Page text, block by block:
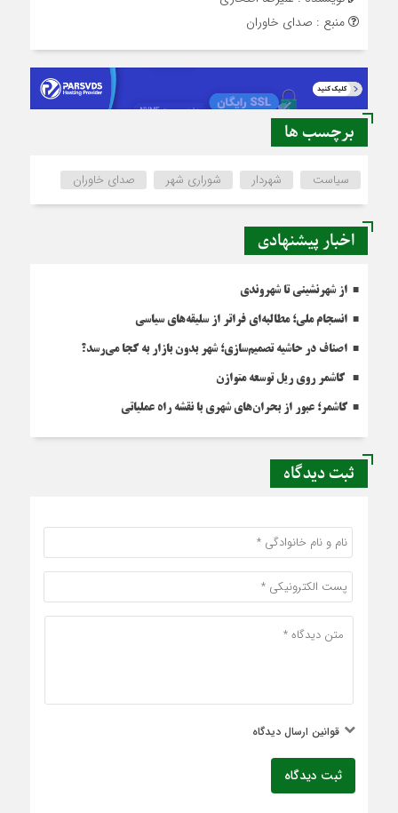
منبع : صدای خاوران
برچسب ها
سیاست شهردار شوراری شهر صدای خاوران
اخبار پیشنهادی
از شهرنشینی تا شهروندی
انسجام ملی؛ مطالبه‌ای فراتر از سلیقه‌های سیاسی
اصناف در حاشیه تصمیم‌سازی؛ شهر بدون بازار به کجا می‌رسد؟
کاشمر روی ریل توسعه متوازن
کاشمر؛ عبور از بحران‌های شهری با نقشه راه عملیاتی
ثبت دیدگاه
قوانین ارسال دیدگاه
ثبت دیدگاه